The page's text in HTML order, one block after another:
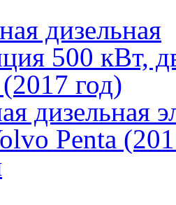
дизельная
Penta